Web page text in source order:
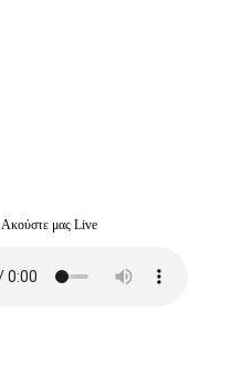
Ακούστε μας Live